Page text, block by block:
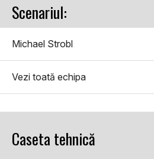
Scenariul:
Michael Strobl
Vezi toată echipa
Caseta tehnică